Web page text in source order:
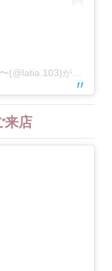
ラティア.一重マツエク＆敏感肌エステ〜(@latia.103)がシェアした投稿
来店